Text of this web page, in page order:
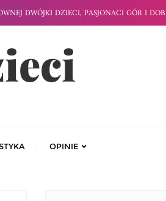
DWÓJKI DZIECI, PASJONACI GÓR I
OPINIE